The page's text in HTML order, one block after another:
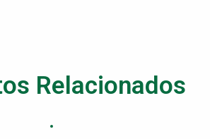
Relacionados